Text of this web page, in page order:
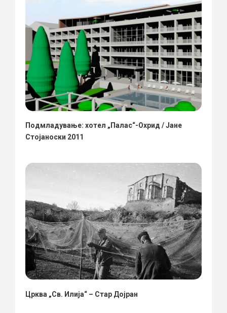
Подмладување: хотел „Палас“-Охрид / Јане
Стојаноски 2011
Црква „Св. Илија“ – Стар Дојран